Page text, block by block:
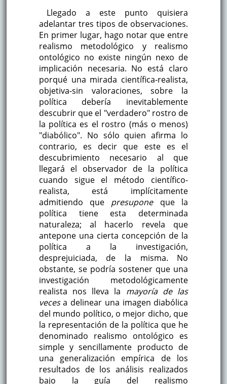
Llegado a este punto quisiera
adelantar tres tipos de observaciones.
En primer lugar, hago notar que entre
realismo metodológico y realismo
ontológico no existe ningún nexo de
implicación necesaria. No está claro
porqué una mirada científica-realista,
objetiva-sin valoraciones, sobre la
política debería inevitablemente
descubrir que el "verdadero" rostro de
la política es el rostro (más o menos)
"diabólico". No sólo quien afirma lo
contrario, es decir que este es el
descubrimiento necesario al que
llegará el observador de la política
cuando sigue el método científico-
realista, está implícitamente
admitiendo que presuponeque la
política tiene esta determinada
naturaleza; al hacerlo revela que
antepone una cierta concepción de la
política a la investigación,
desprejuiciada, de la misma. No
obstante, se podría sostener que una
investigación metodológicamente
realista nos lleva la mayoría de las
vecesa delinear una imagen diabólica
del mundo político, o mejor dicho, que
la representación de la política que he
denominado realismo ontológico es
simple y sencillamente producto de
una generalización empírica de los
resultados de los análisis realizados
bajo la guía del realismo